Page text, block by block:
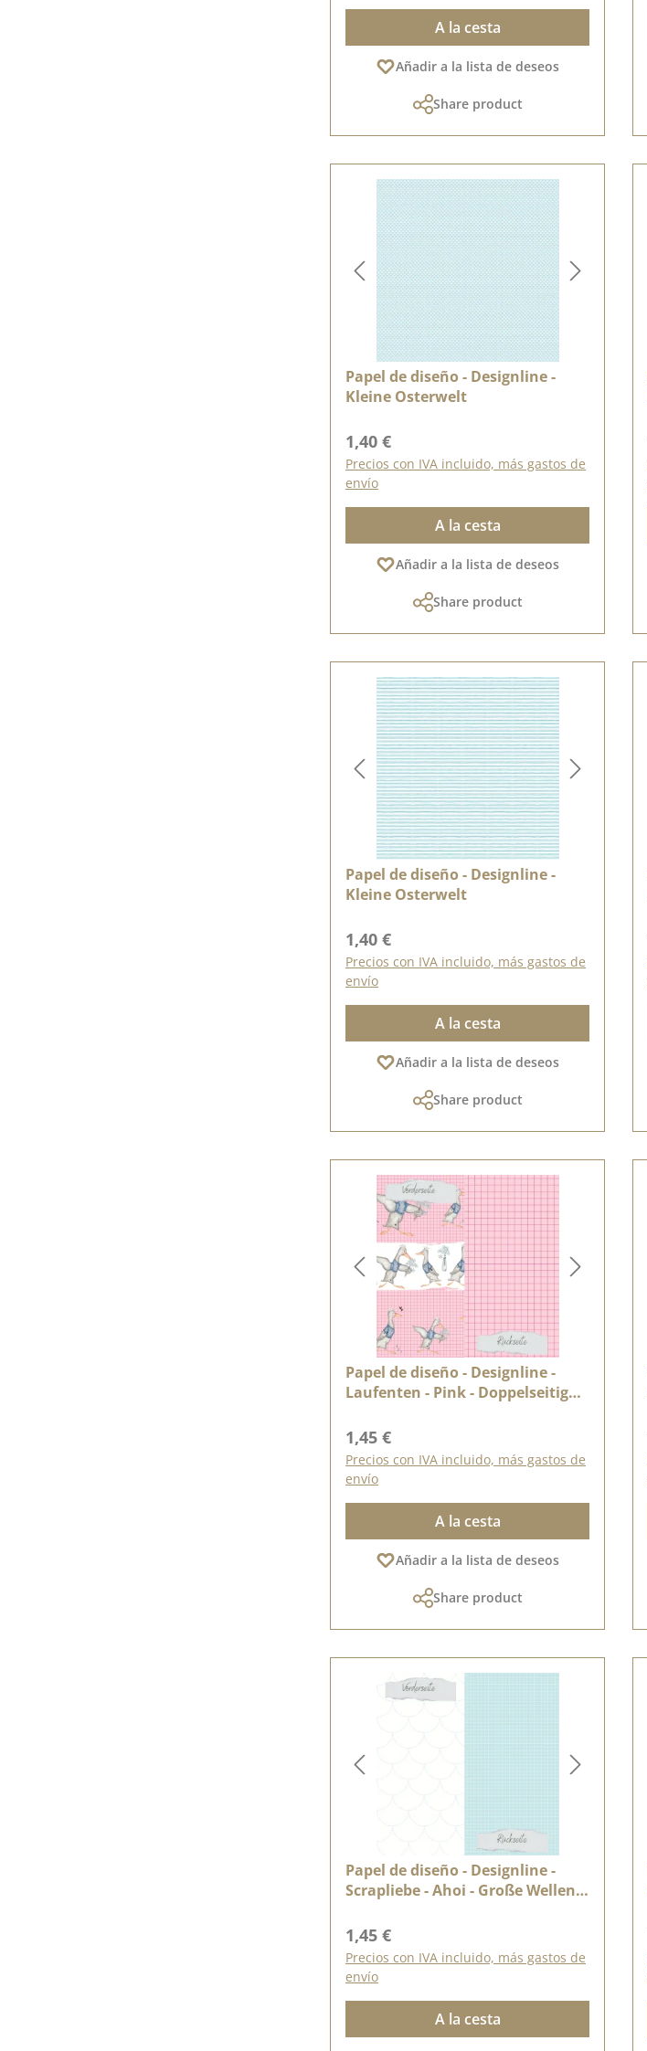
A la cesta
Añadir a la lista de deseos
Share product
Papel de diseño - Designline -
Kleine Osterwelt
Precio normal:
1,40 €
Precios con IVA incluido, más gastos de
envío
A la cesta
Añadir a la lista de deseos
Share product
Papel de diseño - Designline -
Kleine Osterwelt
Precio normal:
1,40 €
Precios con IVA incluido, más gastos de
envío
A la cesta
Añadir a la lista de deseos
Share product
Papel de diseño - Designline -
Laufenten - Pink - Doppelseitig
Precio normal:
1,45 €
Precios con IVA incluido, más gastos de
envío
A la cesta
Añadir a la lista de deseos
Share product
Papel de diseño - Designline -
Scrapliebe - Ahoi - Große Wellen -
Precio normal:
1,45 €
Precios con IVA incluido, más gastos de
envío
A la cesta